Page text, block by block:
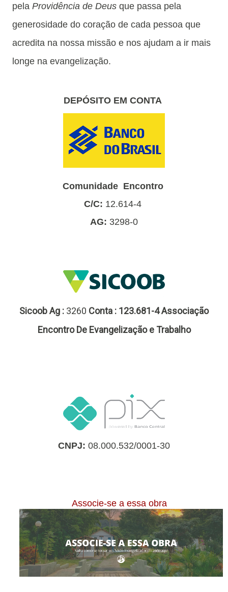
pela Providência de Deus que passa pela
generosidade do coração de cada pessoa que
acredita na nossa missão e nos ajudam a ir mais
longe na evangelização.
DEPÓSITO EM CONTA
Comunidade Encontro
C/C: 12.614-4
AG: 3298-0
SicoobAg : 3260 Conta : 123.681-4 Associação
Encontro De Evangelização e Trabalho
CNPJ: 08.000.532/0001-30
Associe-se a essa obra